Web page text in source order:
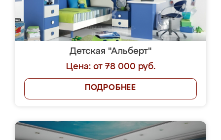
Детская "Альберт"
Цена: от 78 000 руб.
ПОДРОБНЕЕ